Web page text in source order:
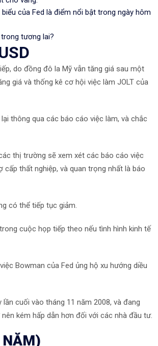
của Fed là điểm nổi bật trong ngày hôm
tương lai?
do đồng đô la Mỹ vẫn tăng giá sau một
giá và thống kê cơ hội việc làm JOLT của
thông qua các báo cáo việc làm, và chắc
thị trường sẽ xem xét các báo cáo việc
cấp thất nghiệp, và quan trọng nhất là báo
có thể tiếp tục giảm.
cuộc họp tiếp theo nếu tình hình kinh tế
Bowman của Fed ủng hộ xu hướng diều
cuối vào tháng 11 năm 2008, và đang
kém hấp dẫn hơn đối với các nhà đầu tư.
NĂM)